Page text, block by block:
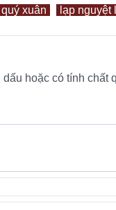
xuân
lạp nguyệt
hoặc có tính chất